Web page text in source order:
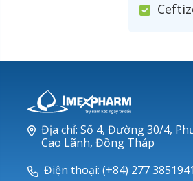
Địa chỉ: Số 4, Đường 30/4,
Cao Lãnh, Đồng Tháp
Điện thoại: (+84) 277 3851941